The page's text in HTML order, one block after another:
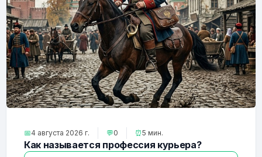
📅4 августа 2026 г. 💬0 ⏰5 мин.
Как называется профессия курьера?